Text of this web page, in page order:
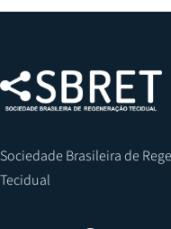
Sociedade Brasileira de
Tecidual